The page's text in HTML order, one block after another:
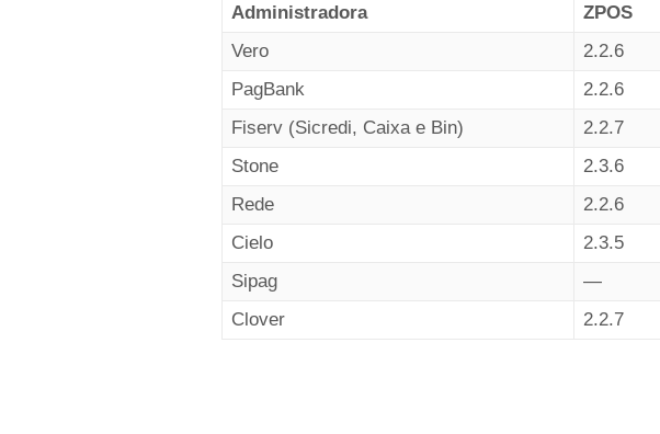
Administradora
ZPOS
Vero
2.2.6
PagBank
2.2.6
Fiserv (Sicredi, Caixa e Bin)
2.2.7
Stone
2.3.6
Rede
2.2.6
Cielo
2.3.5
Sipag
—
Clover
2.2.7